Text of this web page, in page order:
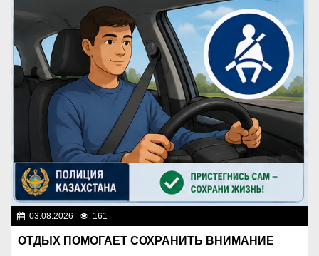
03.08.2026 161
ОТДЫХ ПОМОГАЕТ СОХРАНИТЬ ВНИМАНИЕ